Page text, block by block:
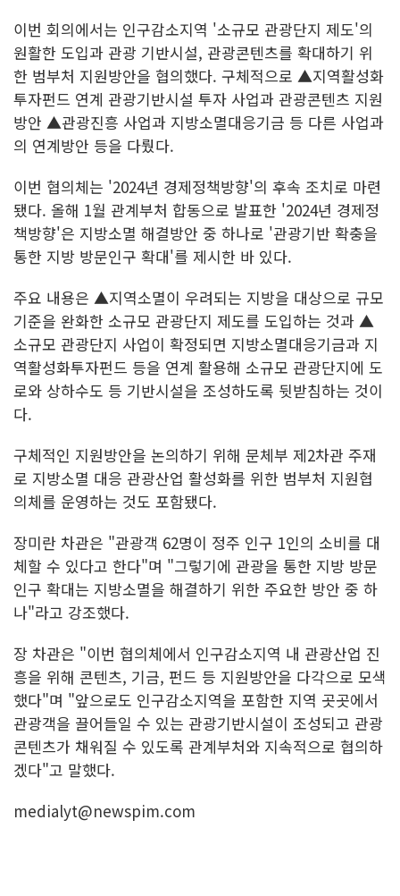
이번 회의에서는 인구감소지역 '소규모 관광단지 제도'의
원활한 도입과 관광 기반시설, 관광콘텐츠를 확대하기 위
한 범부처 지원방안을 협의했다. 구체적으로 ▲지역활성화
투자펀드 연계 관광기반시설 투자 사업과 관광콘텐츠 지원
방안 ▲관광진흥 사업과 지방소멸대응기금 등 다른 사업과
의 연계방안 등을 다뤘다.
이번 협의체는 '2024년 경제정책방향'의 후속 조치로 마련
됐다. 올해 1월 관계부처 합동으로 발표한 '2024년 경제정
책방향'은 지방소멸 해결방안 중 하나로 '관광기반 확충을
통한 지방 방문인구 확대'를 제시한 바 있다.
주요 내용은 ▲지역소멸이 우려되는 지방을 대상으로 규모
기준을 완화한 소규모 관광단지 제도를 도입하는 것과 ▲
소규모 관광단지 사업이 확정되면 지방소멸대응기금과 지
역활성화투자펀드 등을 연계 활용해 소규모 관광단지에 도
로와 상하수도 등 기반시설을 조성하도록 뒷받침하는 것이
다.
구체적인 지원방안을 논의하기 위해 문체부 제2차관 주재
로 지방소멸 대응 관광산업 활성화를 위한 범부처 지원협
의체를 운영하는 것도 포함됐다.
장미란 차관은 "관광객 62명이 정주 인구 1인의 소비를 대
체할 수 있다고 한다"며 "그렇기에 관광을 통한 지방 방문
인구 확대는 지방소멸을 해결하기 위한 주요한 방안 중 하
나"라고 강조했다.
장 차관은 "이번 협의체에서 인구감소지역 내 관광산업 진
흥을 위해 콘텐츠, 기금, 펀드 등 지원방안을 다각으로 모색
했다"며 "앞으로도 인구감소지역을 포함한 지역 곳곳에서
관광객을 끌어들일 수 있는 관광기반시설이 조성되고 관광
콘텐츠가 채워질 수 있도록 관계부처와 지속적으로 협의하
겠다"고 말했다.
medialyt@newspim.com